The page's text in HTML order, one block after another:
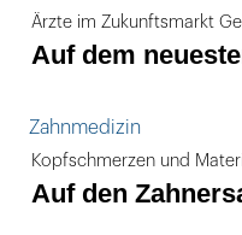
Ärzte im Zukunftsmarkt
Auf dem
Zahnmedizin
Kopfschmerzen und
Auf den